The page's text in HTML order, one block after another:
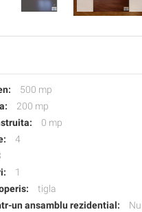
500 mp
200 mp
0 mp
4
1
tigla
un ansamblu rezidential:
Nu